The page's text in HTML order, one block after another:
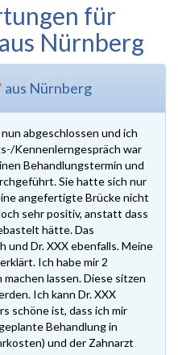
für
Nürnberg
aus Nürnberg
abgeschlossen und ich
Kennenlerngespräch war
Behandlungstermin und
Sie hatte sich nur
angefertigte Brücke nicht
sehr positiv, anstatt dass
hätte. Das
und Dr. XXX ebenfalls. Meine
Ich habe mir 2
lassen. Diese sitzen
Ich kann Dr. XXX
schöne ist, dass ich mir
Behandlung in
und der Zahnarzt